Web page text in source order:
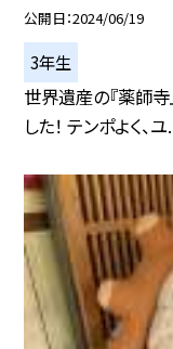
公開日 2024/06/19
3年生
世界遺産の『薬師寺
した！ テンポよく、ユ